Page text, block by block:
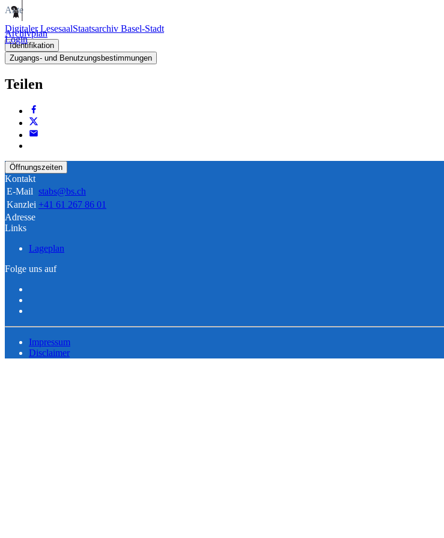
Digitaler LesesaalStaatsarchiv Basel-Stadt
Login
Akte
Archivplan
Identifikation
Zugangs- und Benutzungsbestimmungen
Teilen
Öffnungszeiten
Kontakt
E-Mail stabs@bs.ch
Kanzlei +41 61 267 86 01
Adresse
Links
Lageplan
Folge uns auf
Impressum
Disclaimer